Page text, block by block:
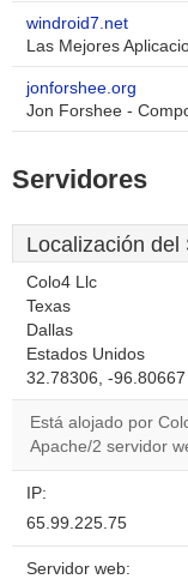
windroid7.net
Las Mejores
jonforshee.org
Jon Forshee -
Servidores
Localización del
Colo4 Llc
Texas
Dallas
Estados Unidos
32.78306, -96.80667
Está alojado por
Apache/2 servidor
IP:
65.99.225.75
Servidor web: